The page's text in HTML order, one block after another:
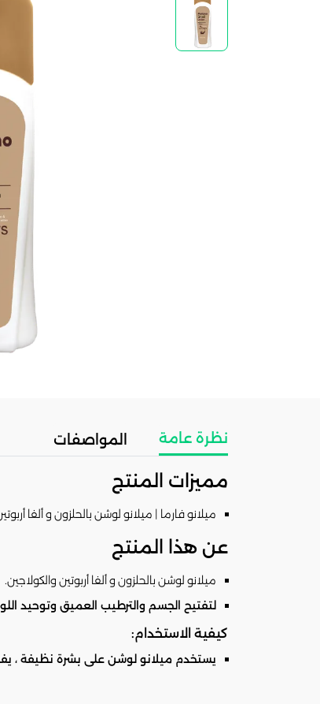
نظرة عامة المواصفات
مميزات المنتج
ميلانو فارما | ميلانو لوشن بالحلزون و ألفا أربوتين |
عن هذا المنتج
ميلانو لوشن بالحلزون و ألفا أربوتين والكولاجين.
لتفتيح الجسم والترطيب العميق وتوحيد
كيفية الاستخدام:
يستخدم ميلانو لوشن على بشرة نظيفة ،